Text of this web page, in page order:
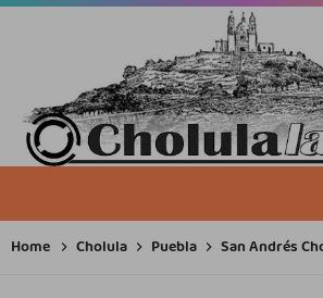
Home Cholula Puebla San Andrés